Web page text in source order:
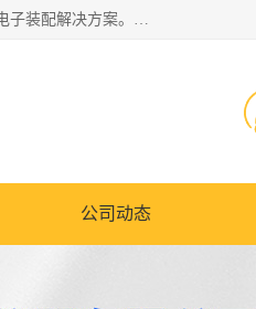
深圳市亿阳电子仪器有限公司坐落于风景秀丽的深圳市光明区，集SMT设备销售务为一体，努力为客户提供电子装配解决方案。与行业**SMT设备厂商：ASM（印刷机，锡膏检查机，贴片机），德国ERSA（爱莎）建立了稳固的代理合作关系，销售的设备一直保持**电子装配行业未来发展方向，能够满足客户各种繁杂产品的生产应用。
公司动态